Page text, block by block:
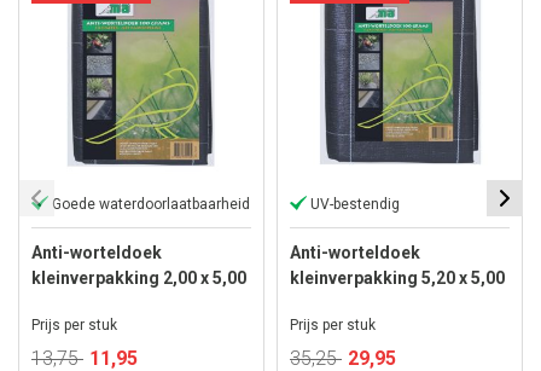
Goede waterdoorlaatbaarheid
Anti-worteldoek
kleinverpakking 2,00 x 5,00
Prijs per stuk
13,75 Speciale
11,95
UV-bestendig
Anti-worteldoek
kleinverpakking 5,20 x 5,00
Prijs per stuk
35,25 Speciale
29,95